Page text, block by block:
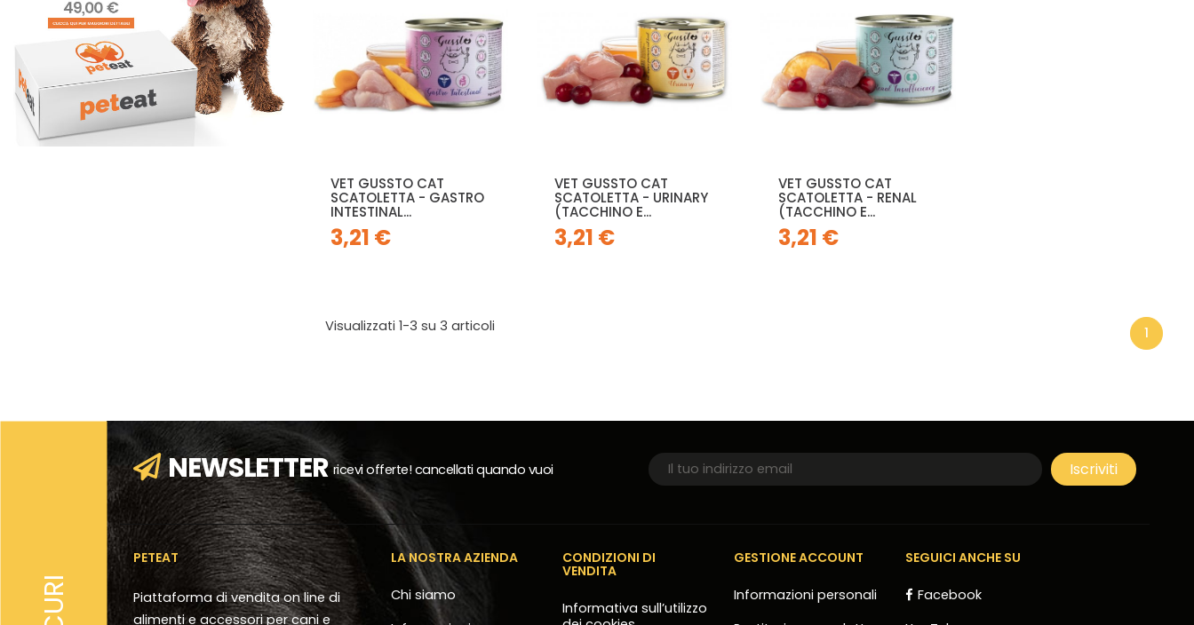
VET GUSSTO CAT
SCATOLETTA - GASTRO
INTESTINAL...
3,21 €
VET GUSSTO CAT
SCATOLETTA - URINARY
(TACCHINO E...
3,21 €
VET GUSSTO CAT
SCATOLETTA - RENAL
(TACCHINO E...
3,21 €
Visualizzati 1-3 su 3 articoli 1
NEWSLETTER ricevi offerte! cancellati quando vuoi
PETEAT
Piattaforma di vendita on line di
alimenti e accessori per cani e
LA NOSTRA AZIENDA
Chi siamo
CONDIZIONI DI
VENDITA
Informativa sull’utilizzo
GESTIONE ACCOUNT
Informazioni personali
SEGUICI ANCHE SU
Facebook